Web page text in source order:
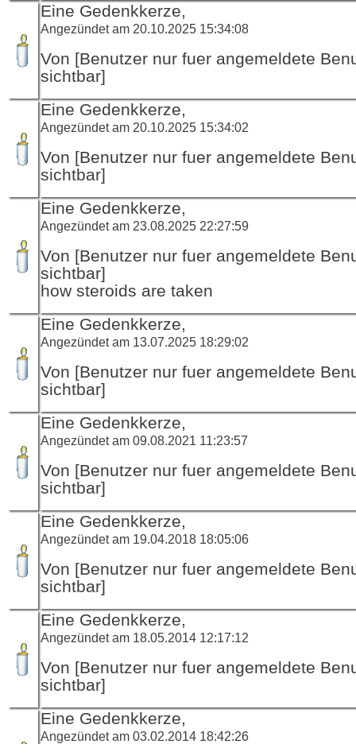
Eine Gedenkkerze,
Angezündet am 20.10.2025 15:34:08
Von [Benutzer nur fuer angemeldete
sichtbar]
Eine Gedenkkerze,
Angezündet am 20.10.2025 15:34:02
Von [Benutzer nur fuer angemeldete
sichtbar]
Eine Gedenkkerze,
Angezündet am 23.08.2025 22:27:59
Von [Benutzer nur fuer angemeldete
sichtbar]
how steroids are taken
Eine Gedenkkerze,
Angezündet am 13.07.2025 18:29:02
Von [Benutzer nur fuer angemeldete
sichtbar]
Eine Gedenkkerze,
Angezündet am 09.08.2021 11:23:57
Von [Benutzer nur fuer angemeldete
sichtbar]
Eine Gedenkkerze,
Angezündet am 19.04.2018 18:05:06
Von [Benutzer nur fuer angemeldete
sichtbar]
Eine Gedenkkerze,
Angezündet am 18.05.2014 12:17:12
Von [Benutzer nur fuer angemeldete
sichtbar]
Eine Gedenkkerze,
Angezündet am 03.02.2014 18:42:26